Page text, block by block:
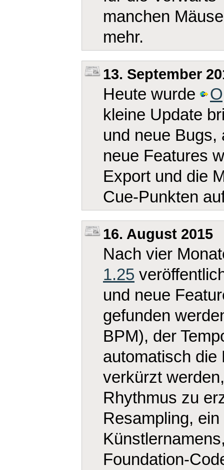
manchen
mehr.
13. September
Heute wurde
kleine Update
und neue Bugs,
neue Features
Export und die
Cue-Punkten
16. August 2015
Nach vier
1.25
und neue
gefunden
BPM), der
automatisch die
verkürzt
Rhythmus zu
Resampling,
Foundation-